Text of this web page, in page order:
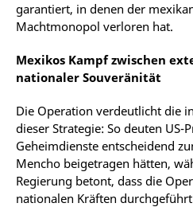
garantiert, in denen der
Machtmonopol verloren hat.
Mexikos Kampf zwischen
nationaler Souveränität
Die Operation verdeutlicht die
dieser Strategie: So deuten US-
Geheimdienste entscheidend
Mencho beigetragen hätten,
Regierung betont, dass die
nationalen Kräften